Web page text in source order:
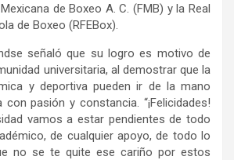
de Boxeo A. C. (FMB) y la Real
de Boxeo (RFEBox).
señaló que su logro es motivo de
universitaria, al demostrar que la
y deportiva pueden ir de la mano
pasión y constancia. “¡Felicidades!
vamos a estar pendientes de todo
de cualquier apoyo, de todo lo
no se te quite ese cariño por estos